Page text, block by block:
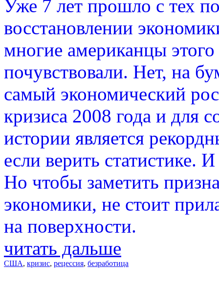
Уже 7 лет прошло с тех
восстановлении
многие американцы
почувствовали. Нет, на
самый экономический
кризиса 2008 года и для
истории является
если верить статистике.
Но чтобы заметить
экономики, не стоит
на поверхности.
читать дальше
США, кризис, рецессия, безработица